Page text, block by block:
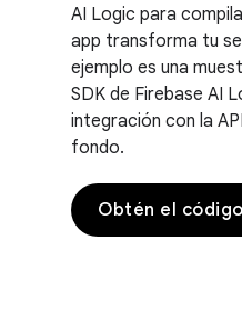
AI Logic para
app transforma tu
ejemplo es una
SDK de Firebase AI
integración con la
fondo.
Obtén el código